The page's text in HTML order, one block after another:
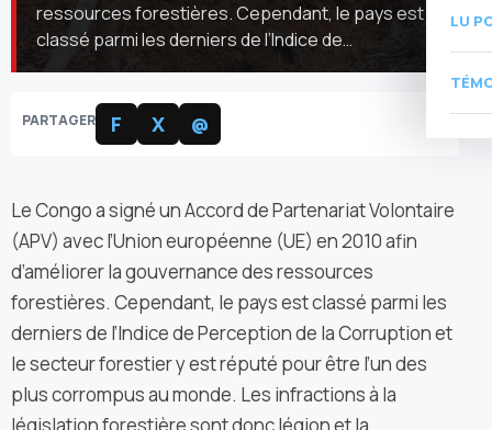
LU
ressources forestières. Cependant, le pays est
classé parmi les derniers de l’Indice de…
PARTAGER F X @
Le Congo a signé un Accord de Partenariat Volontaire
(APV) avec l’Union européenne (UE) en 2010 afin
d’améliorer la gouvernance des ressources
forestières. Cependant, le pays est classé parmi les
derniers de l’Indice de Perception de la Corruption et
le secteur forestier y est réputé pour être l’un des
plus corrompus au monde. Les infractions à la